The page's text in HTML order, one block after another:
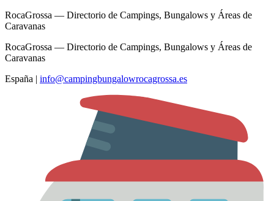
RocaGrossa — Directorio de Campings, Bungalows y Áreas de
Caravanas
RocaGrossa — Directorio de Campings, Bungalows y Áreas de
Caravanas
España | info@campingbungalowrocagrossa.es